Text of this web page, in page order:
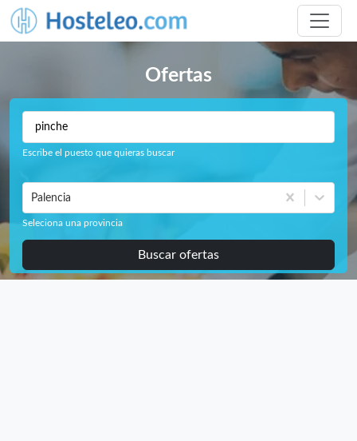
Ofertas
Escribe el puesto que quieras buscar
Palencia
Seleciona una provincia
Buscar ofertas